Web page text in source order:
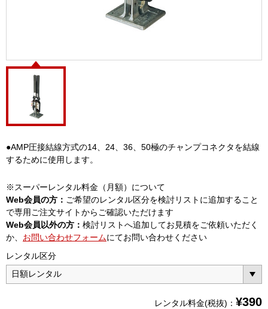
●AMP圧接結線方式の14、24、36、50極のチャンプコネクタを結線
するために使用します。
※スーパーレンタル料金（月額）について
Web会員の方： ご希望のレンタル区分を検討リストに追加すること
で専用ご注文サイトからご確認いただけます
Web会員以外の方： 検討リストへ追加してお見積をご依頼いただく
か、 お問い合わせフォームにてお問い合わせください
レンタル区分
レンタル料金(税抜)： ¥390